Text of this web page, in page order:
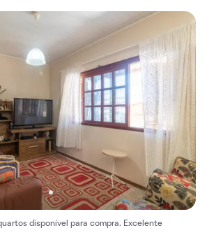
disponível para compra. Excelente